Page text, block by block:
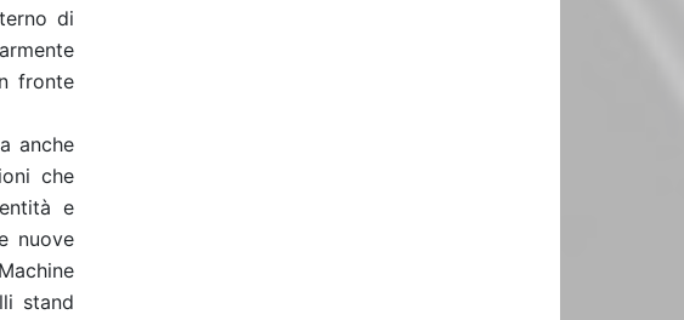
di
fronte
anche
che
e
nuove
stand